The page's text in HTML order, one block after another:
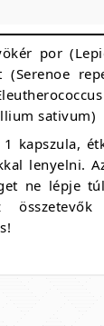
por
sativum)
1 kapszula,
lenyelni.
ne lépje